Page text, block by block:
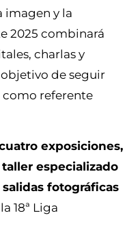
imagen y la
2025 combinará
charlas y
de seguir
referente
exposiciones,
taller especializado
salidas fotográficas
18ª Liga